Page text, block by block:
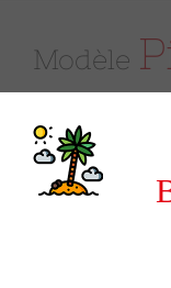
Modèle
Notre modèle
Philippe, est
ligne épurée
babyfoot qui